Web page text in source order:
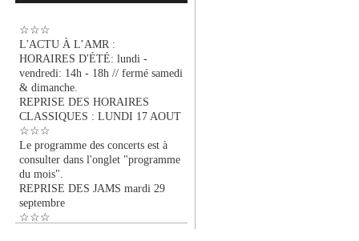
☆☆☆
L'ACTU À L’AMR :
HORAIRES D'ÉTÉ: lundi -
vendredi: 14h - 18h // fermé samedi
& dimanche.
REPRISE DES HORAIRES
CLASSIQUES : LUNDI 17 AOUT
☆☆☆
Le programme des concerts est à
consulter dans l'onglet "programme
du mois".
REPRISE DES JAMS mardi 29
septembre
☆☆☆